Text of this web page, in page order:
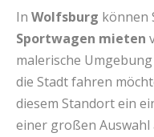
In Wolfsburg können
Sportwagen mieten
malerische
die Stadt fahren
diesem Standort ein
einer großen Auswahl